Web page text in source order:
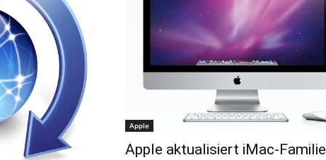
Apple
Apple aktualisiert iMac-Familie